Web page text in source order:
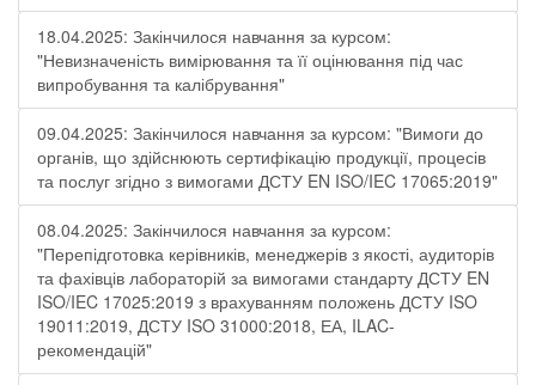
18.04.2025: Закінчилося навчання за курсом:
"Невизначеність вимірювання та її оцінювання під час
випробування та калібрування"
09.04.2025: Закінчилося навчання за курсом: "Вимоги до
органів, що здійснюють сертифікацію продукції, процесів
та послуг згідно з вимогами ДСТУ EN ISO/IEC 17065:2019"
08.04.2025: Закінчилося навчання за курсом:
"Перепідготовка керівників, менеджерів з якості, аудиторів
та фахівців лабораторій за вимогами стандарту ДСТУ EN
ISO/IEC 17025:2019 з врахуванням положень ДСТУ ISO
19011:2019, ДСТУ ISO 31000:2018, ЕА, ILAC-
рекомендацій"